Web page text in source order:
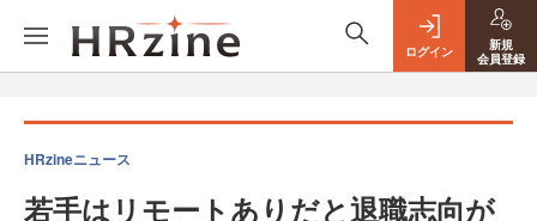
ログイン
新規
会員登録
HRzineニュース
若手はリモートありだと退職志向が